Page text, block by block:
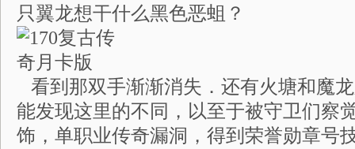
只翼龙想干什么黑色恶蛆？
看到那双手渐渐消失．还有火塘和魔
能发现这里的不同，以至于被守卫们察
饰，单职业传奇漏洞，得到荣誉勋章号